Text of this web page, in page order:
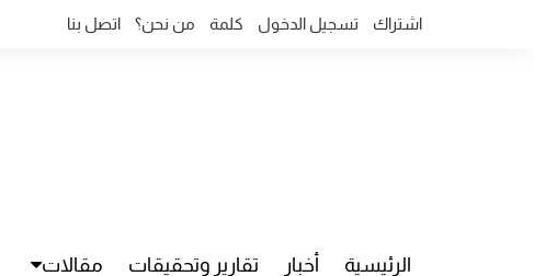
اشتراك تسجيل الدخول كلمة من نحن؟ اتصل بنا
الرئيسية أخبار تقارير وتحقيقات مقالات